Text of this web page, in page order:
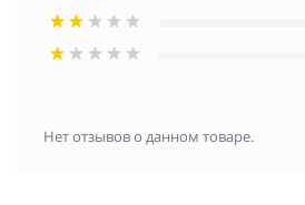
Нет отзывов о данном товаре.